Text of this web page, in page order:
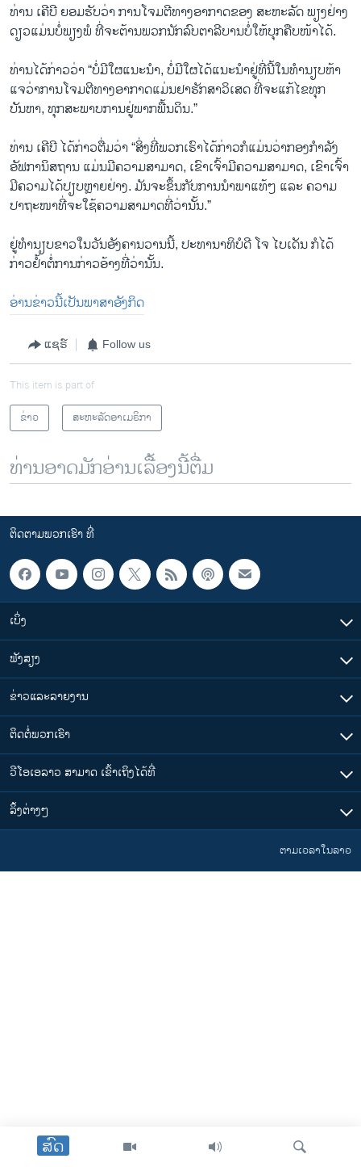
ສົດ
ທ່ານ ເຄີບີ ຍອມຮັບວ່າ ການໂຈມຕີທາງອາກາດຂອງ ສະຫະລັດ ພຽງຢ່າງ
ດຽວແມ່ນບໍ່ພຽງພໍ ທີ່ຈະຕ້ານພວກນັກລົບຕາລີບານບໍ່ໃຫ້ບຸກຄືບໜ້າໄດ້.
ທ່ານໄດ້ກ່າວວ່າ “ບໍ່ມີໃຜແນະນຳ,​ ບໍ່ມີໃຜໄດ້ແນະນຳຢູ່ທີ່ນີ້ໃນທຳນຽບຫ້າ
ແຈວ່າການໂຈມຕີທາງອາກາດແມ່ນຢາຮັກສາວິເສດ ທີ່ຈະແກ້ໄຂທຸກ
ບັນຫາ, ທຸກສະພາບການຢູ່ພາກພື້ນດິນ.”
ທ່ານ ເຄີບີ ໄດ້ກ່າວຕື່ມວ່າ “ສິ່ງທີ່ພວກເຮົາໄດ້ກ່າວກໍແມ່ນວ່າກອງກຳລັງ
ອັຟການິສຖານ ແມ່ນມີຄວາມສາມາດ, ເຂົາເຈົ້າມີຄວາມສາມາດ, ເຂົາເຈົ້າ
ມີຄວາມໄດ້ປຽບຫຼາຍຢ່າງ. ມັນຈະຂຶ້ນກັບການນຳພາແທ້ໆ ແລະ ຄວາມ
ປາຖະໜາທີ່ຈະໃຊ້ຄວາມສາມາດທີ່ວ່ານັ້ນ.”
ຢູ່ທຳນຽບຂາວໃນວັນອັງຄານວານນີ້, ປະທານາທິບໍດີ ໂຈ ໄບເດັນ ກໍໄດ້
ກ່າວຢໍ້າຕໍ່ການກ່າວອ້າງທີ່ວ່ານັ້ນ.
ອ່ານຂ່າວນີ້ເປັນພາສາອັງກິດ
ແຊຣ໌ Follow us
This item is part of
ຂ່າວ
ສະຫະລັດອາເມຣິກາ
ທ່ານອາດມັກອ່ານເລື້ອງນີ້ຕື່ມ
ຕິດຕາມພວກເຮົາ ທີ່
ເບິ່ງ
ຟັງສຽງ
ຂ່າວແລະລາຍງານ
ຕິດຕໍ່ພວກເຮົາ
ວີໂອເອລາວ ສາມາດ ເຂົ້າເຖິງໄດ້ທີ່
​ລິ້ງ​ຕ່າງໆ
ຕາມເວລາໃນລາວ